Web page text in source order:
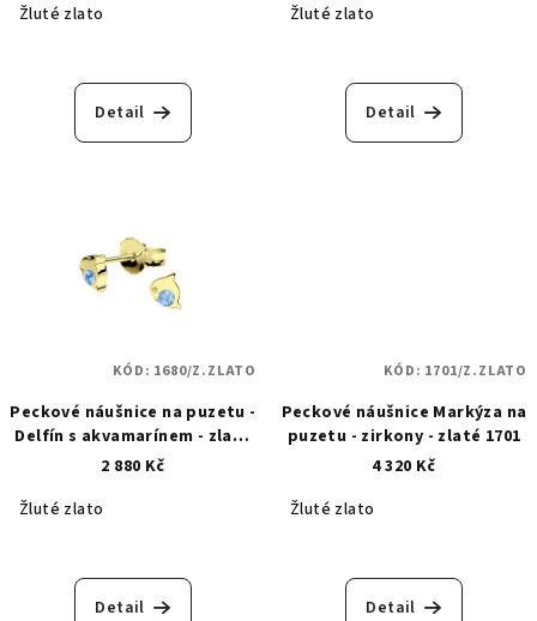
Žluté zlato
Detail
Žluté zlato
Detail
Peckové náušnice na puzetu -
Delfín s akvamarínem - zlaté
1680
2 880 Kč
Žluté zlato
Detail
KÓD: 1680/Z.ZLATO
Peckové náušnice Markýza na
puzetu - zirkony - zlaté 1701
4 320 Kč
Žluté zlato
Detail
KÓD: 1701/Z.ZLATO